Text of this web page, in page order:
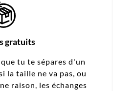
gratuits
tu te sépares d'un
la taille ne va pas, ou
raison, les échanges